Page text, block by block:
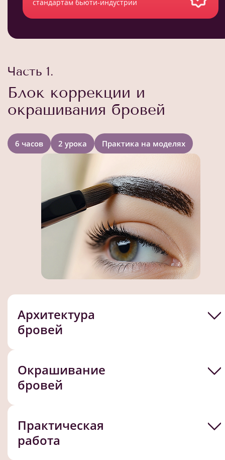
стандартам бьюти-индустрии
Часть 1.
Блок коррекции и
окрашивания бровей
6 часов 2 урока Практика на моделях
Архитектура
бровей
Окрашивание
бровей
Практическая
работа